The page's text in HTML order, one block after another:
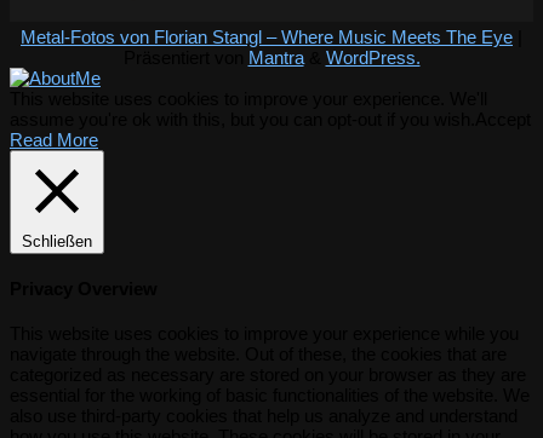
Metal-Fotos von Florian Stangl – Where Music Meets The Eye
Mantra& WordPress.
Read More
Schließen